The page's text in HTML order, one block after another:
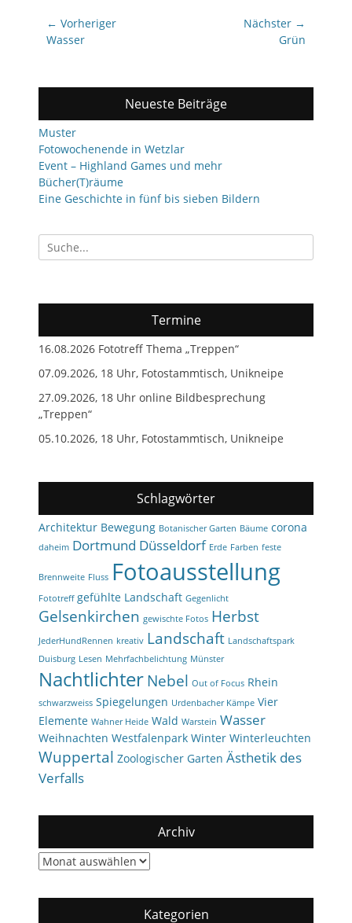
Beitragsnavigation
← Vorheriger
Vorheriger
Wasser
Nächster →
Grün
Neueste Beiträge
Muster
Fotowochenende in Wetzlar
Event – Highland Games und mehr
Bücher(T)räume
Eine Geschichte in fünf bis sieben Bildern
Suchen
nach:
Termine
16.08.2026 Fototreff Thema „Treppen“
07.09.2026, 18 Uhr, Fotostammtisch, Unikneipe
27.09.2026, 18 Uhr online Bildbesprechung
„Treppen“
05.10.2026, 18 Uhr, Fotostammtisch, Unikneipe
Schlagwörter
Architektur Bewegung Botanischer Garten Bäume corona
daheim Dortmund Düsseldorf Erde Farben feste
Brennweite Fluss Fotoausstellung
Fototreff gefühlte Landschaft Gegenlicht
Gelsenkirchen gewischte Fotos Herbst
JederHundRennen kreativ Landschaft Landschaftspark
Duisburg Lesen Mehrfachbelichtung Münster
NachtlichterNebel Out of Focus Rhein
schwarzweiss Spiegelungen Urdenbacher Kämpe Vier
Elemente Wahner Heide Wald Warstein Wasser
Weihnachten Westfalenpark Winter Winterleuchten
Wuppertal Zoologischer Garten Ästhetik des
Verfalls
Archiv
Archiv
Kategorien